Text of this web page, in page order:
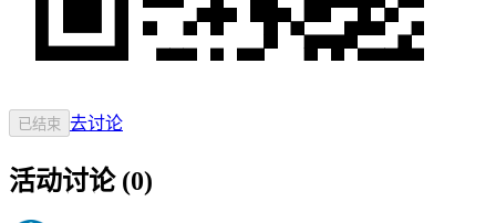
已结束 去讨论
活动讨论(0)